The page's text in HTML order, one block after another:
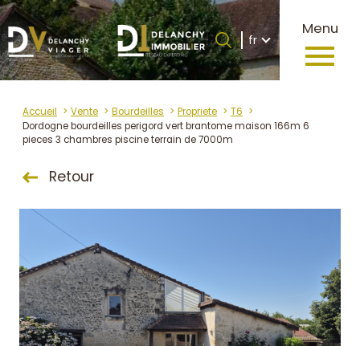
Menu
Langue
fr
Accueil 0 Langue
fr
Accueil Vente Bourdeilles Propriete
T6
Dordogne bourdeilles perigord vert brantome maison 166m 6
pieces 3 chambres piscine terrain de 7000m
Retour